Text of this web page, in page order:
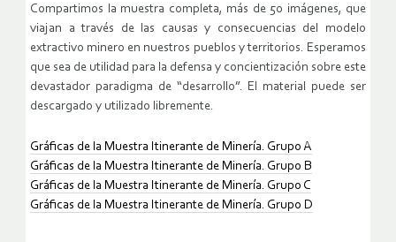
Compartimos la muestra completa, más de 50 imágenes, que
viajan a través de las causas y consecuencias del modelo
extractivo minero en nuestros pueblos y territorios. Esperamos
que sea de utilidad para la defensa y concientización sobre este
devastador paradigma de “desarrollo”. El material puede ser
descargado y utilizado libremente.
Gráficas de la Muestra Itinerante de Minería. Grupo A
Gráficas de la Muestra Itinerante de Minería. Grupo B
Gráficas de la Muestra Itinerante de Minería. Grupo C
Gráficas de la Muestra Itinerante de Minería. Grupo D